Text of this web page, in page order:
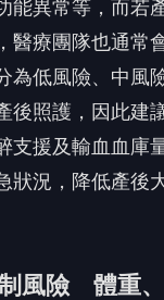
能異常等，而若
醫療團隊也通常
為低風險、中風
後照護，因此建
支援及輸血血庫
狀況，降低產後
風險 體重